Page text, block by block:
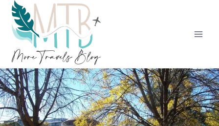
Saltar
contenido